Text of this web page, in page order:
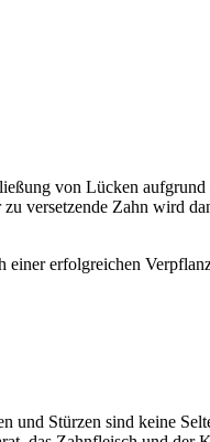
von Lücken aufgrund
versetzende Zahn wird
einer erfolgreichen
und Stürzen sind keine